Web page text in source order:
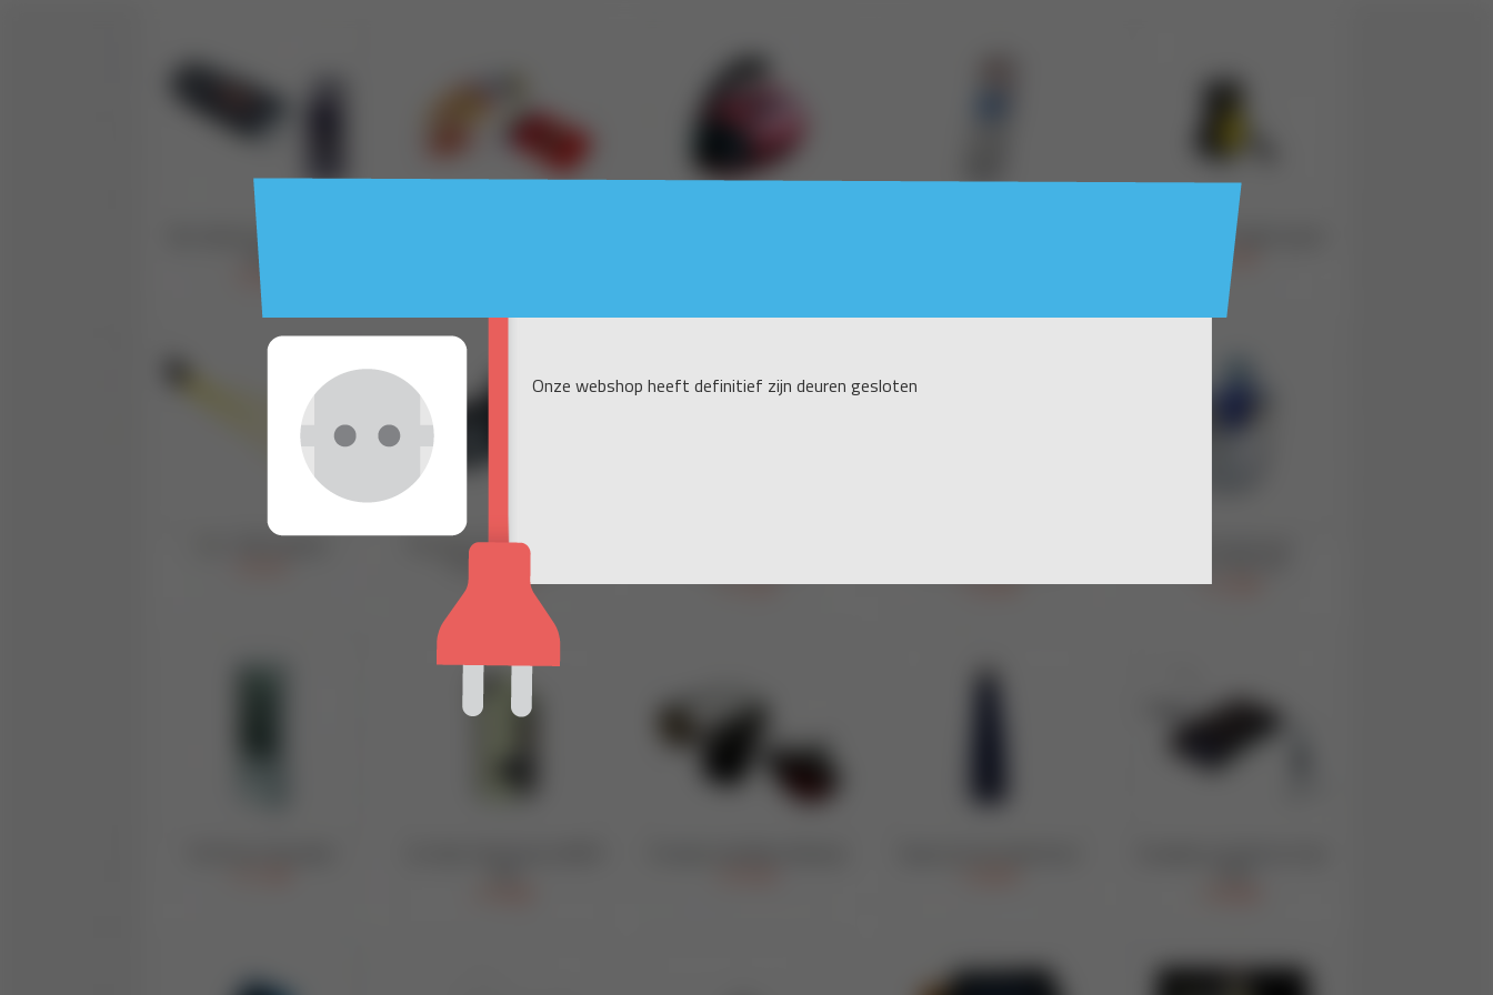
Onze webshop heeft definitief zijn deuren gesloten